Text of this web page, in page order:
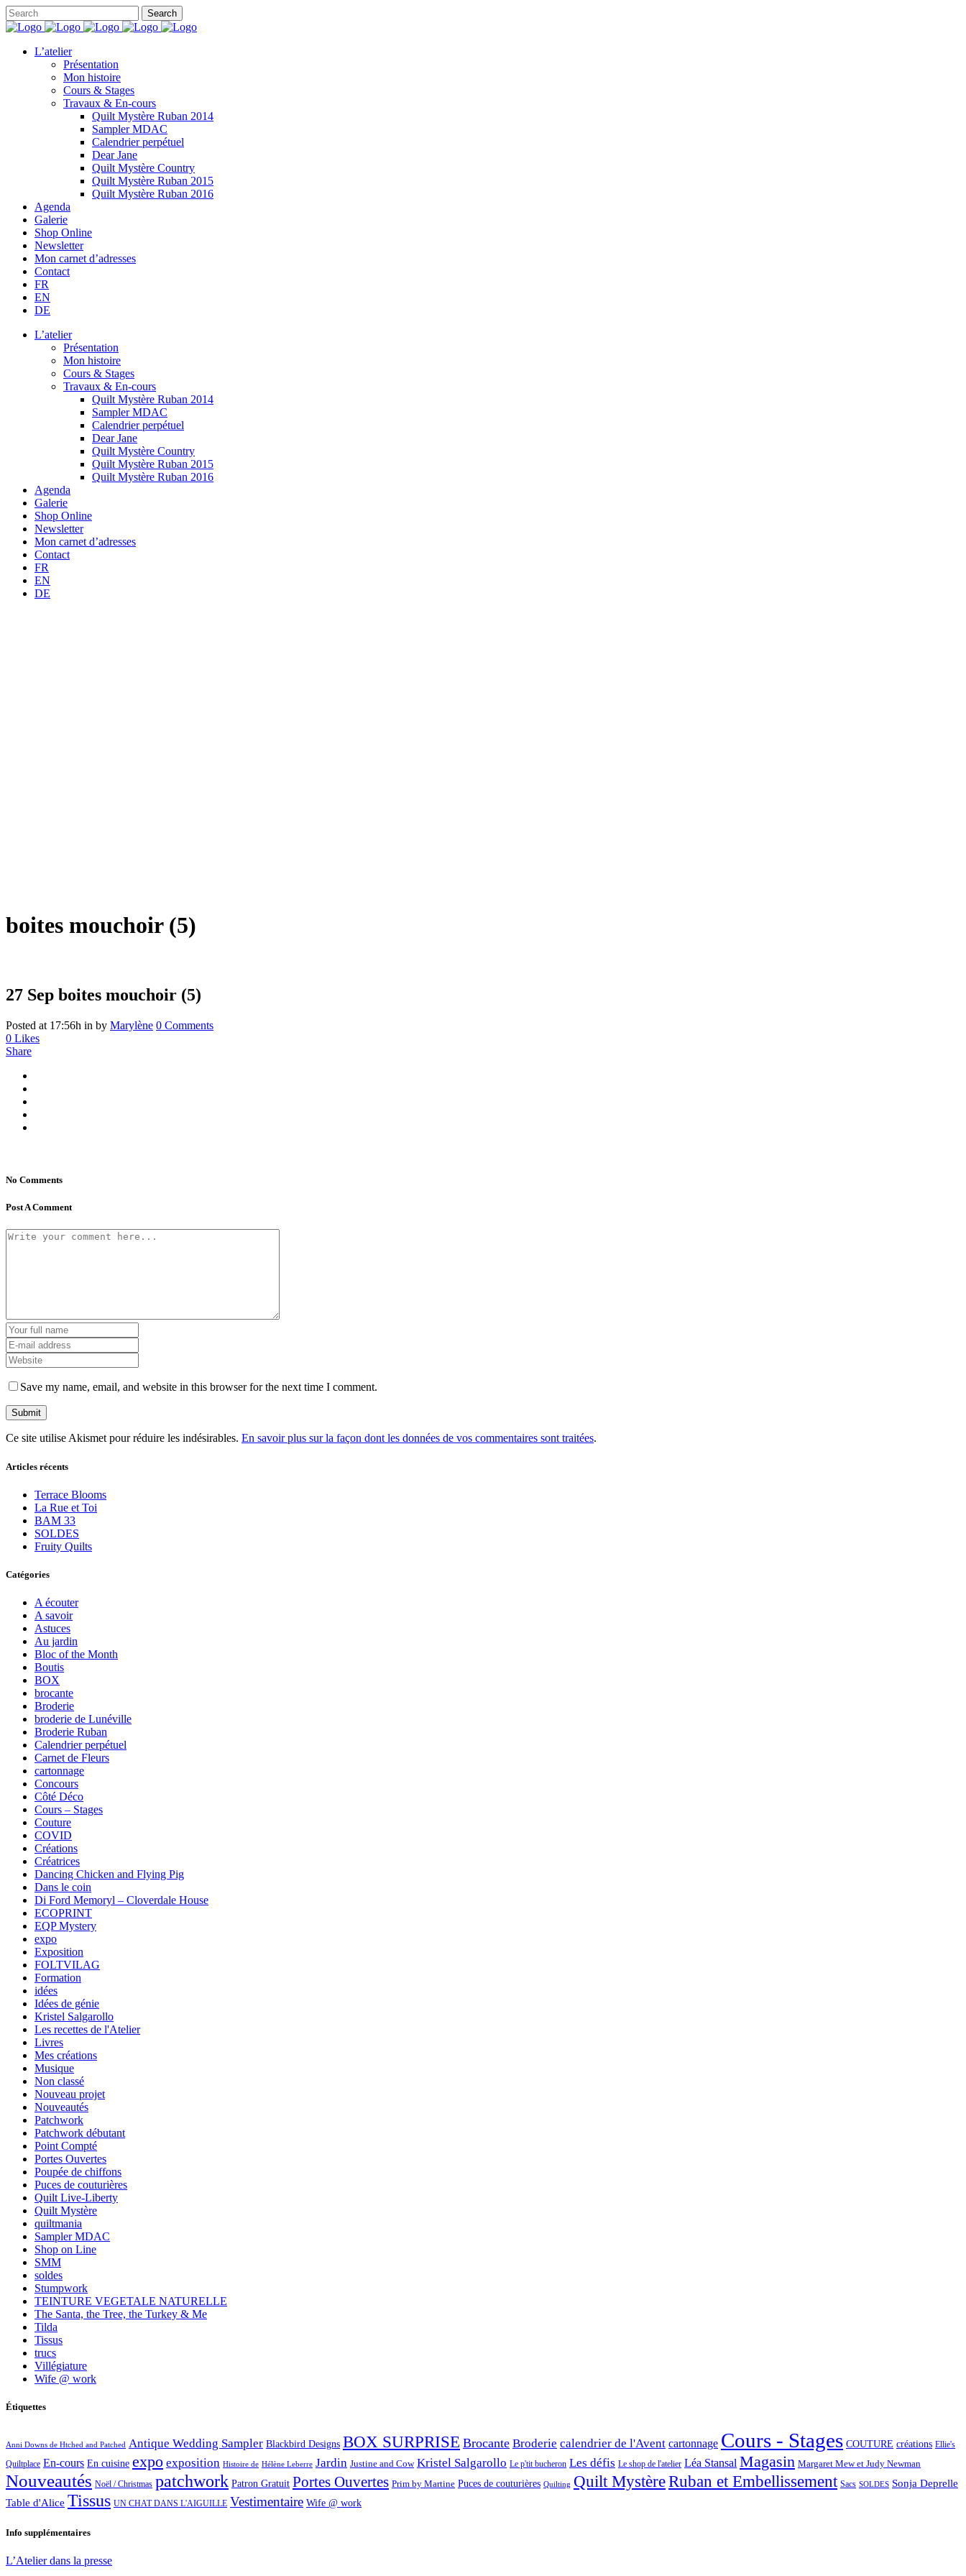
L’atelier
Présentation
Mon histoire
Cours & Stages
Travaux & En-cours
Quilt Mystère Ruban 2014
Sampler MDAC
Calendrier perpétuel
Dear Jane
Quilt Mystère Country
Quilt Mystère Ruban 2015
Quilt Mystère Ruban 2016
Agenda
Galerie
Shop Online
Newsletter
Mon carnet d’adresses
Contact
FR
EN
DE
L’atelier
Présentation
Mon histoire
Cours & Stages
Travaux & En-cours
Quilt Mystère Ruban 2014
Sampler MDAC
Calendrier perpétuel
Dear Jane
Quilt Mystère Country
Quilt Mystère Ruban 2015
Quilt Mystère Ruban 2016
Agenda
Galerie
Shop Online
Newsletter
Mon carnet d’adresses
Contact
FR
EN
DE
boites mouchoir (5)
27 Sep boites mouchoir (5)
Posted at 17:56h in by Marylène 0 Comments
0 Likes
Share
No Comments
Post A Comment
Save my name, email, and website in this browser for the next time I comment.
Ce site utilise Akismet pour réduire les indésirables. En savoir plus sur la façon dont les données de vos commentaires sont traitées.
Articles récents
Terrace Blooms
La Rue et Toi
BAM 33
SOLDES
Fruity Quilts
Catégories
A écouter
A savoir
Astuces
Au jardin
Bloc of the Month
Boutis
BOX
brocante
Broderie
broderie de Lunéville
Broderie Ruban
Calendrier perpétuel
Carnet de Fleurs
cartonnage
Concours
Côté Déco
Cours – Stages
Couture
COVID
Créations
Créatrices
Dancing Chicken and Flying Pig
Dans le coin
Di Ford Memoryl – Cloverdale House
ECOPRINT
EQP Mystery
expo
Exposition
FOLTVILAG
Formation
idées
Idées de génie
Kristel Salgarollo
Les recettes de l'Atelier
Livres
Mes créations
Musique
Non classé
Nouveau projet
Nouveautés
Patchwork
Patchwork débutant
Point Compté
Portes Ouvertes
Poupée de chiffons
Puces de couturières
Quilt Live-Liberty
Quilt Mystère
quiltmania
Sampler MDAC
Shop on Line
SMM
soldes
Stumpwork
TEINTURE VEGETALE NATURELLE
The Santa, the Tree, the Turkey & Me
Tilda
Tissus
trucs
Villégiature
Wife @ work
Étiquettes
Anni Downs de Htched and Patched Antique Wedding Sampler Blackbird Designs BOX SURPRISE Brocante Broderie calendrier de l'Avent cartonnage Cours - Stages COUTURE créations Ellie's
Quiltplace En-cours En cuisine expo exposition Histoire de Hélène Leberre Jardin Justine and Cow Kristel Salgarollo Le p'tit bucheron Les défis Le shop de l'atelier Léa Stansal Magasin Margaret Mew et Judy Newman
Nouveautés Noël / Christmas patchwork Patron Gratuit Portes Ouvertes Prim by Martine Puces de couturières Quilting Quilt MystèreRuban et Embellissement Sacs SOLDES Sonja Deprelle
Table d'Alice Tissus UN CHAT DANS L'AIGUILLE Vestimentaire Wife @ work
Info supplémentaires
L’Atelier dans la presse